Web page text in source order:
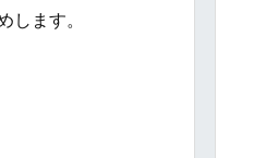
ます。